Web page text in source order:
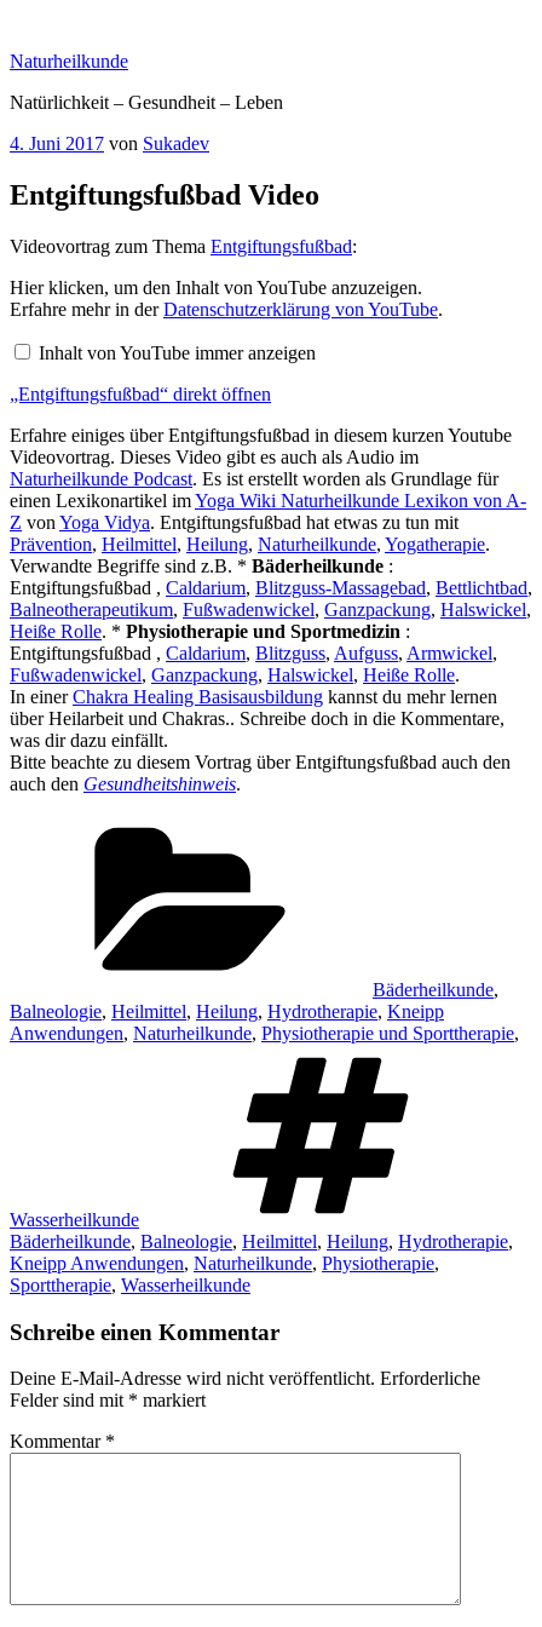
springen
Naturheilkunde
Natürlichkeit – Gesundheit – Leben
Veröffentlicht
4. Juni 2017 von Sukadev
Entgiftungsfußbad Video
Videovortrag zum Thema Entgiftungsfußbad:
„Entgiftungsfußbad“
von
YouTube
Hier klicken, um den Inhalt von YouTube anzuzeigen.
Erfahre mehr in derDatenschutzerklärung von YouTube.
Inhalt von YouTube immer anzeigen
„Entgiftungsfußbad“ direkt öffnen
Erfahre einiges über Entgiftungsfußbad in diesem kurzen Youtube
Videovortrag. Dieses Video gibt es auch als Audio im
Naturheilkunde Podcast. Es ist erstellt worden als Grundlage für
einen Lexikonartikel imYoga Wiki Naturheilkunde Lexikon von A-
Z von Yoga Vidya. Entgiftungsfußbad hat etwas zu tun mit
Prävention, Heilmittel, Heilung, Naturheilkunde, Yogatherapie.
Verwandte Begriffe sind z.B. * Bäderheilkunde :
Entgiftungsfußbad , Caldarium, Blitzguss-Massagebad, Bettlichtbad,
Balneotherapeutikum, Fußwadenwickel, Ganzpackung, Halswickel,
Heiße Rolle. * Physiotherapie und Sportmedizin :
Entgiftungsfußbad , Caldarium, Blitzguss, Aufguss, Armwickel,
Fußwadenwickel, Ganzpackung, Halswickel, Heiße Rolle.
In einerChakra Healing Basisausbildung kannst du mehr lernen
über Heilarbeit und Chakras.. Schreibe doch in die Kommentare,
was dir dazu einfällt.
Bitte beachte zu diesem Vortrag über Entgiftungsfußbad auch den
auch den Gesundheitshinweis.
Bäderheilkunde,
Balneologie, Heilmittel, Heilung, Hydrotherapie, Kneipp
Anwendungen, Naturheilkunde, Physiotherapie und Sporttherapie,
Wasserheilkunde
Bäderheilkunde, Balneologie, Heilmittel, Heilung, Hydrotherapie,
Kneipp Anwendungen, Naturheilkunde, Physiotherapie,
Sporttherapie, Wasserheilkunde
Schreibe einen Kommentar
Deine E-Mail-Adresse wird nicht veröffentlicht. Erforderliche
Felder sind mit * markiert
Kommentar *